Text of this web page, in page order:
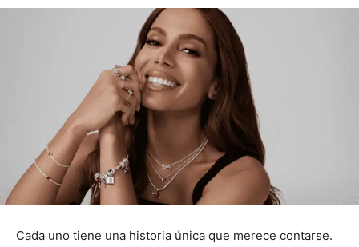
Cada uno tiene una historia única que merece contarse.